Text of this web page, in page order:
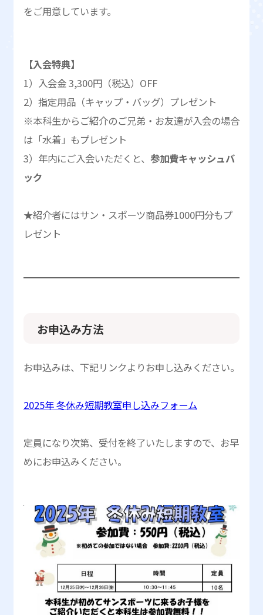
をご用意しています。
【入会特典】
1）入会金 3,300円（税込）OFF
2）指定用品（キャップ・バッグ）プレゼント
※本科生からご紹介のご兄弟・お友達が入会の場合
は「水着」もプレゼント
3）年内にご入会いただくと、 参加費キャッシュバ
ック
★紹介者にはサン・スポーツ商品券1000円分もプ
レゼント
お申込み方法
お申込みは、下記リンクよりお申し込みください。
2025年 冬休み短期教室申し込みフォーム
定員になり次第、受付を終了いたしますので、お早
めにお申込みください。